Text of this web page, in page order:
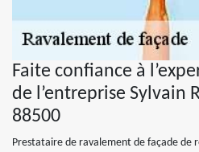
Faite confiance à
de l’entreprise Sylvain
88500
Prestataire de ravalement de façade de